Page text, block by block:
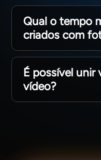
Mais de 20
ilustração, 3D
modificar o visual
Qual o tempo
criados com
Clipes curtos
longos chegam
completas de
É possível unir
vídeo?